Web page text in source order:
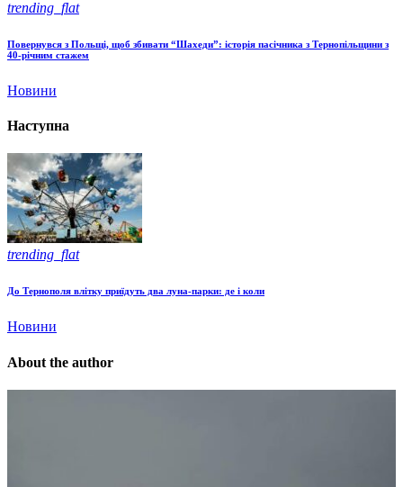
trending_flat
Повернувся з Польщі, щоб збивати “Шахеди”: історія пасічника з Тернопільщини з
40-річним стажем
Новини
Наступна
trending_flat
До Тернополя влітку приїдуть два луна-парки: де і коли
Новини
About the author